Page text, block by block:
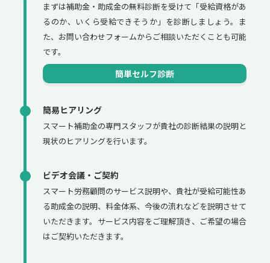
まずは補助金・助成金の無料診断を受けて「受給資格があ
るのか、いくら受給できそうか」を診断しましょう。ま
た、お問い合わせフォームからご相談いただくことも可能
です。
簡単セルフ診断
簡易ヒアリング
スマート補助金の専門スタッフが貴社の診断結果の説明と
現状のヒアリングを行います。
ビデオ会議・ご契約
スマート労務顧問のサービス説明や、貴社が受給可能性あ
る助成金の説明、料金体系、今後の流れなどを説明させて
いただきます。サービス内容をご理解頂き、ご希望の場合
はご契約いただきます。